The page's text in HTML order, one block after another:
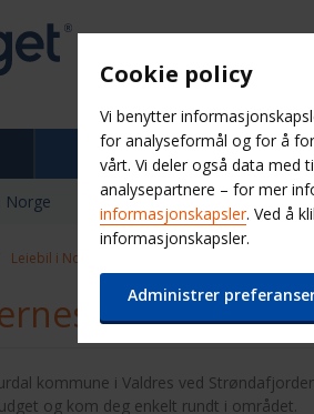
Utleiestasjoner
Norge
Leiebil i Norge
kommune i Valdres ved
og kom deg enkelt rundt i området.
Cookie policy
Vi benytter
for analyseformål og for å
vårt. Vi deler også data med
analysepartnere – for mer
informasjonskapsler. Ved å
informasjonskapsler.
Administrer